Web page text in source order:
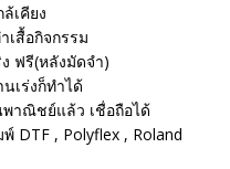
เคียง
เสื้อกิจกรรม
ฟรี(หลังมัดจำ)
เร่งก็ทำได้
พาณิชย์แล้ว เชื่อถือได้
DTF , Polyflex , Roland